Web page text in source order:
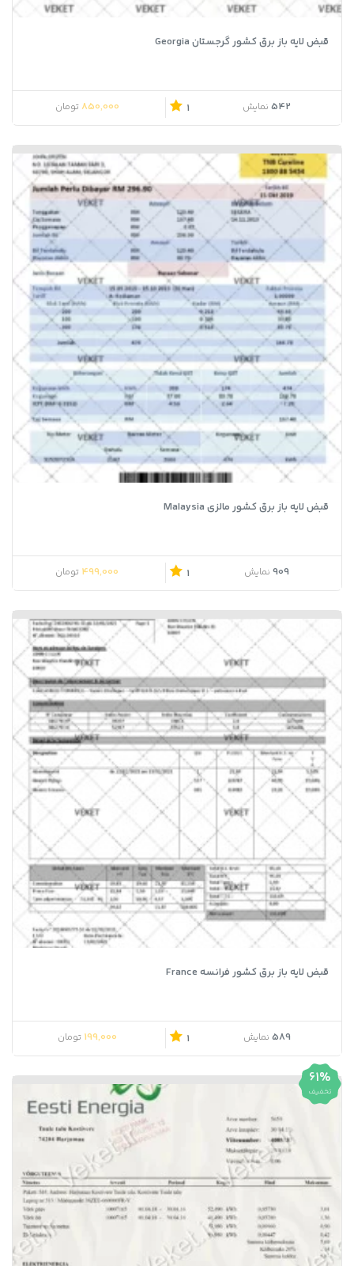
قبض لایه باز برق کشور گرجستان Georgia
542 نمایش 1 قیمت اصلی 900,000 تومان بود.
850,000 تومان
قبض لایه باز برق کشور مالزی Malaysia
909 نمایش 1
499,000 تومان
قبض لایه باز برق کشور فرانسه France
589 نمایش 1
199,000 تومان
61%
تخفیف